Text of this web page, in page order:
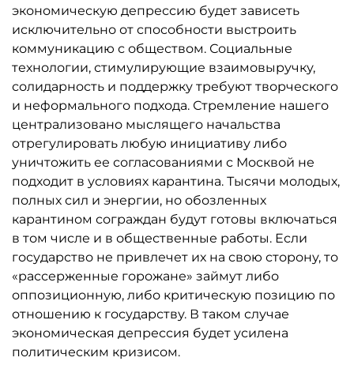
экономическую депрессию будет зависеть
исключительно от способности выстроить
коммуникацию с обществом. Социальные
технологии, стимулирующие взаимовыручку,
солидарность и поддержку требуют творческого
и неформального подхода. Стремление нашего
централизовано мыслящего начальства
отрегулировать любую инициативу либо
уничтожить ее согласованиями с Москвой не
подходит в условиях карантина. Тысячи молодых,
полных сил и энергии, но обозленных
карантином сограждан будут готовы включаться
в том числе и в общественные работы. Если
государство не привлечет их на свою сторону, то
«рассерженные горожане» займут либо
оппозиционную, либо критическую позицию по
отношению к государству. В таком случае
экономическая депрессия будет усилена
политическим кризисом.